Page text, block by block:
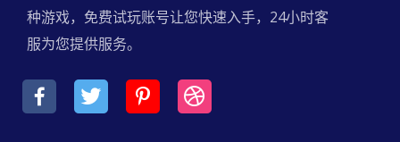
种游戏，免费试玩账号让您快速入手，24小时客
服为您提供服务。